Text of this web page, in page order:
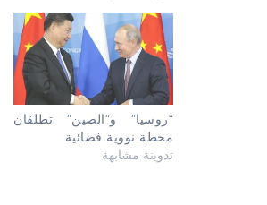
“روسيا” و”الصين” تطلقان
محطة نووية فضائية
تدوينة مشابهة